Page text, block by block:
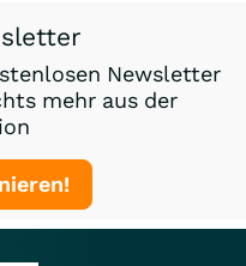
Newsletter
mehr aus der